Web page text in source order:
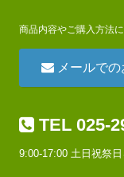
商品内容やご購入方法
メールで
TEL 025-
9:00-17:00 土日祝祭日